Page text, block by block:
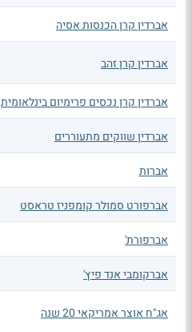
אברדין קרן הכנסות אסיה
אברדין קרן זהב
אברדין קרן נכסים פרימיום בינלאומית
אברדין שווקים מתעוררים
אברות
אברפורט סמולר קומפניז טראסט
אברפורת'
אברקומבי אנד פיץ'
אג"ח אוצר אמריקאי 20 שנה